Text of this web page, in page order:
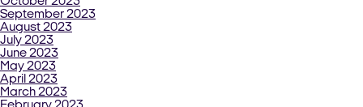
September 2023
August 2023
July 2023
June 2023
May 2023
April 2023
March 2023